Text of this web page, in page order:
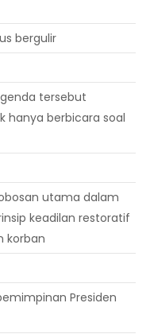
bergulir
tersebut
hanya berbicara soal
utama dalam
keadilan restoratif
korban
Presiden